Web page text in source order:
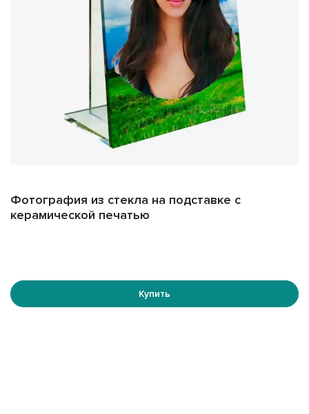
детализацию изображения, что особенно важно при
увеличении масштаба.
Таким образом, фотографии на стеклянной подставке
становятся не только элементом украшения, но и
символом уважения и памяти, которые будут
передаваться из поколения в поколение. Для
консультации или заказа свяжитесь с нашими
Фотография из стекла на подставке с
керамической печатью
Купить